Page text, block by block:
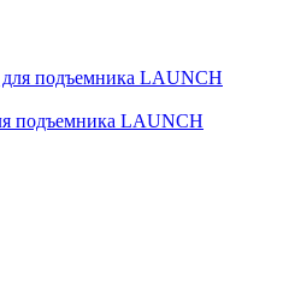
подъемника LAUNCH